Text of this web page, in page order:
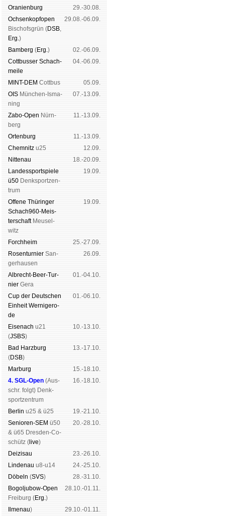
Oranien­burg
29.-30.08.
Och­sen­kopf­open
Bischofs­grün (DSB,
Erg.)
29.08.-06.09.
Bam­berg (Erg.)
02.-06.09.
Cott­busser Schach­
meile
04.-06.09.
MINT-DEM Cott­bus
05.09.
OIS Mün­chen-Is­ma­
ning
07.-13.09.
Zabo-Open Nürn­
berg
11.-13.09.
Orten­burg
11.-13.09.
Chem­nitz u25
12.09.
Nitte­nau
18.-20.09.
Landes­sport­spiele
ü50 Denk­sport­zen­
trum
19.09.
Offene Thü­rin­ger
Schach960-Meis­
ter­schaftMeu­sel­
witz
19.09.
Forch­heim
25.-27.09.
Rosen­tur­nier San­
ger­hau­sen
26.09.
Albrecht-Beer-Tur­
nier Ge­ra
01.-04.10.
Cup der Deut­schen
Ein­heit Wer­ni­ge­ro­
de
01.-06.10.
Eise­nach u21
(JSBS)
10.-13.10.
Bad Harz­burg
(DSB)
13.-17.10.
Mar­burg
15.-18.10.
4. SGL-Open (Aus­
schr. folgt) Denk­
sport­zen­trum
16.-18.10.
Ber­lin u25 & ü25
19.-21.10.
Senioren-SEM ü50
& ü65 Dres­den-Co­
schütz ( live)
20.-28.10.
Dei­zi­sau
23.-26.10.
Lin­de­nau u8-u14
24.-25.10.
Dö­beln (SVS)
28.-31.10.
Bogoljubow-Open
Frei­burg (Erg.)
28.10.-01.11.
Il­me­nau)
29.10.-01.11.